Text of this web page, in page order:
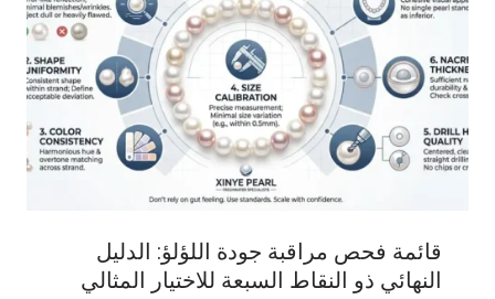
قائمة فحص مراقبة جودة اللؤلؤ: الدليل
النهائي ذو النقاط السبعة للاختيار المثالي